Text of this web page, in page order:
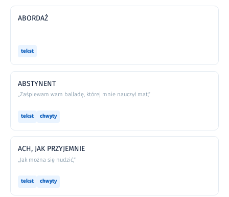
ABORDAŻ
tekst
ABSTYNENT
„Zaśpiewam wam balladę, której mnie nauczył mat,”
tekst chwyty
ACH, JAK PRZYJEMNIE
„Jak można się nudzić,”
tekst chwyty